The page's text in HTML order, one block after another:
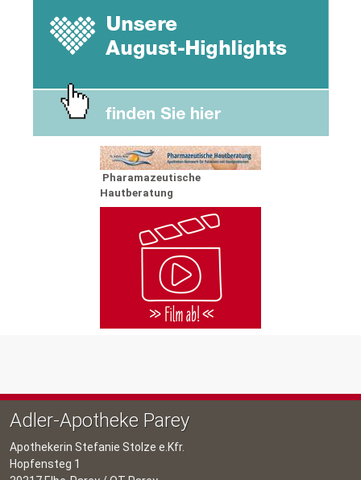
Pharamazeutische
Hautberatung
Adler-Apotheke Parey
Apothekerin Stefanie Stolze e.Kfr.
Hopfensteg 1